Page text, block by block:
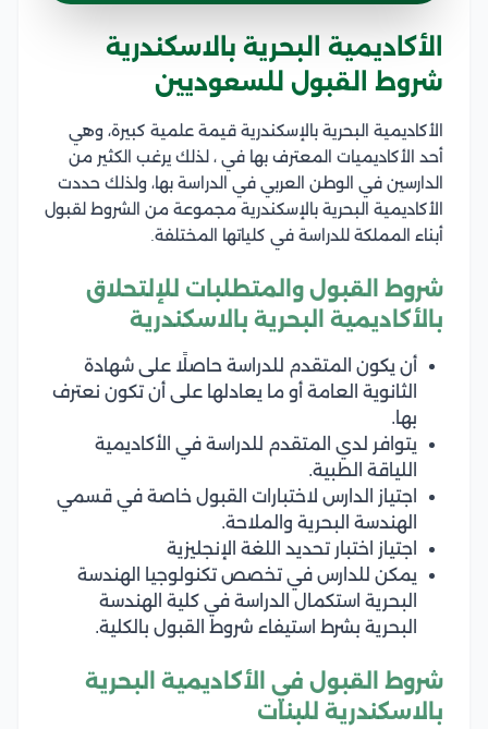
الأكاديمية البحرية بالاسكندرية
شروط القبول للسعوديين
الأكاديمية البحرية بالإسكندرية قيمة علمية كبيرة، وهي
أحد الأكاديميات المعترف بها في ، لذلك يرغب الكثير من
الدارسين في الوطن العربي في الدراسة بها، ولذلك حددت
الأكاديمية البحرية بالإسكندرية مجموعة من الشروط لقبول
أبناء المملكة للدراسة في كلياتها المختلفة.
شروط القبول والمتطلبات للإلتحلاق
بالأكاديمية البحرية بالاسكندرية
أن يكون المتقدم للدراسة حاصلًا على شهادة
الثانوية العامة أو ما يعادلها على أن تكون نعترف
بها.
يتوافر لدي المتقدم للدراسة في الأكاديمية
اللياقة الطبية.
اجتياز الدارس لاختبارات القبول خاصة في قسمي
الهندسة البحرية والملاحة.
اجتياز اختبار تحديد اللغة الإنجليزية
يمكن للدارس في تخصص تكنولوجيا الهندسة
البحرية استكمال الدراسة في كلية الهندسة
البحرية بشرط استيفاء شروط القبول بالكلية.
شروط القبول في الأكاديمية البحرية
بالاسكندرية للبنات